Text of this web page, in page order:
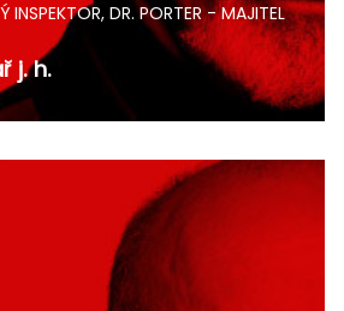
INSPEKTOR, DR. PORTER - MAJITEL
j. h.